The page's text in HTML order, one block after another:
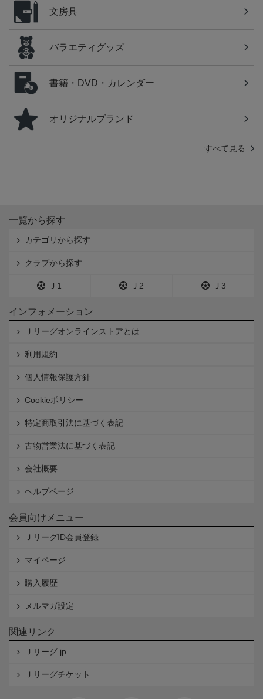
文房具
バラエティグッズ
書籍・DVD・カレンダー
オリジナルブランド
すべて見る
一覧から探す
カテゴリから探す
クラブから探す
Ｊ1 Ｊ2 Ｊ3
インフォメーション
Ｊリーグオンラインストアとは
利用規約
個人情報保護方針
Cookieポリシー
特定商取引法に基づく表記
古物営業法に基づく表記
会社概要
ヘルプページ
会員向けメニュー
ＪリーグID会員登録
マイページ
購入履歴
メルマガ設定
関連リンク
Ｊリーグ.jp
Ｊリーグチケット